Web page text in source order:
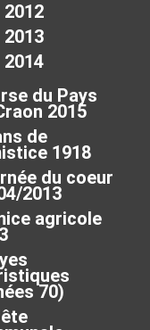
2012
2013
2014
du Pays
2015
de
1918
du coeur
2013
agricole
70)